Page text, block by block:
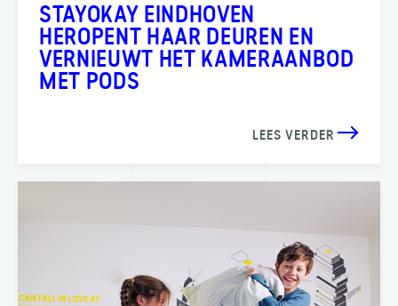
STAYOKAY EINDHOVEN
HEROPENT HAAR DEUREN EN
VERNIEUWT HET KAMERAANBOD
MET PODS
LEES VERDER